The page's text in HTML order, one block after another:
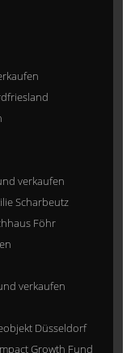
verkaufen
Scharbeutz
Föhr
verkaufen
Düsseldorf
Growth Fund